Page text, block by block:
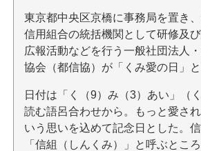
東京都中央区京橋に事務局を置き
信用組合の統括機関として研修及び
広報活動などを行う一般社団法人
協会（都信協）が「くみ愛の日」と
日付は「く（9）み（3）あい」（
読む語呂合わせから。もっと愛さ
いう思いを込めて記念日とした。
「信組（しんくみ）」と呼ぶとこ